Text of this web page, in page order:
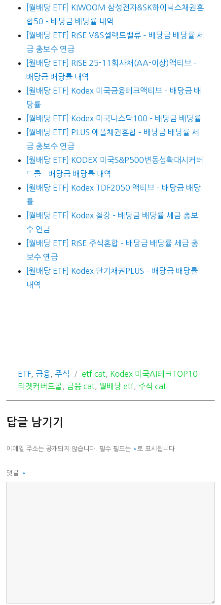
[월배당 ETF] KIWOOM 삼성전자&SK하이닉스채권혼
합50 – 배당금 배당률 내역
[월배당 ETF] RISE V&S셀렉트밸류 – 배당금 배당률 세
금 총보수 연금
[월배당 ETF] RISE 25-11회사채(AA-이상)액티브 –
배당금 배당률 내역
[월배당 ETF] Kodex 미국금융테크액티브 – 배당금 배
당률
[월배당 ETF] Kodex 미국나스닥100 – 배당금 배당률
[월배당 ETF] PLUS 애플채권혼합 – 배당금 배당률 세
금 총보수 연금
[월배당 ETF] KODEX 미국S&P500변동성확대시커버
드콜 – 배당금 배당률 내역
[월배당 ETF] Kodex TDF2050 액티브 – 배당금 배당
률
[월배당 ETF] Kodex 철강 – 배당금 배당률 세금 총보
수 연금
[월배당 ETF] RISE 주식혼합 – 배당금 배당률 세금 총
보수 연금
[월배당 ETF] Kodex 단기채권PLUS – 배당금 배당률
내역
카
테
ETF, 금융, 주식
태
그
etf cat, Kodex 미국AI테크TOP10
타겟커버드콜, 금융 cat, 월배당 etf, 주식 cat
답글 남기기
이메일 주소는 공개되지 않습니다. 필수 필드는 *로 표시됩니다
댓글 *